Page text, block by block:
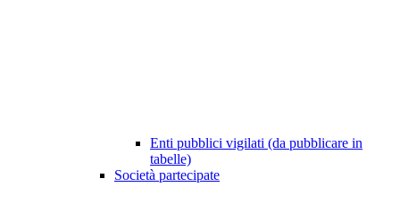
Enti pubblici vigilati (da pubblicare in
tabelle)
Società partecipate